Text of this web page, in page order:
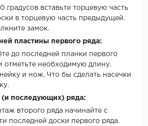
градусов вставьте торцевую часть
в торцевую часть предыдущей.
замок.
пластины первого ряда:
до последней планки первого
отметьте необходимую длину.
и нож. Что бы сделать насечки
(и последующих) ряда:
второго ряда начинайте с
последней доски первого ряда.